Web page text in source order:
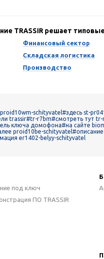
TRASSIR решает
Финансовый сектор
Складская логистика
Производство
schityvatel#здесь st-
trassir#tr-r7bm#смотреть тут
ключа домофона#на сайте
proid10be-schityvatel
er1402-belyy-schityvatel
под ключ
ПО TRASSIR